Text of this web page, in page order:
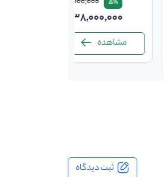
5%
38,000,000
مشاهده
ثبت دیدگاه